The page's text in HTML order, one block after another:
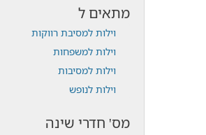
מתאים ל
וילות למסיבת רווקות
וילות למשפחות
וילות למסיבות
וילות לנופש
מס' חדרי שינה